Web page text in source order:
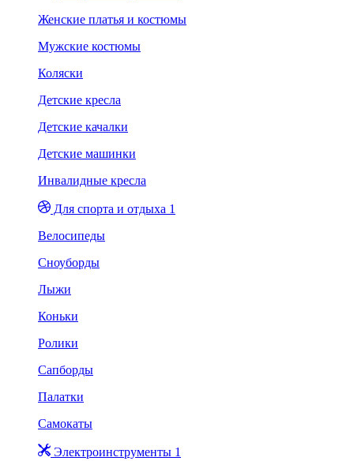
Женские платья и костюмы
Мужские костюмы
Коляски
Детские кресла
Детские качалки
Детские машинки
Инвалидные кресла
Для спорта и отдыха 1
Велосипеды
Сноуборды
Лыжи
Коньки
Ролики
Сапборды
Палатки
Самокаты
Электроинструменты 1